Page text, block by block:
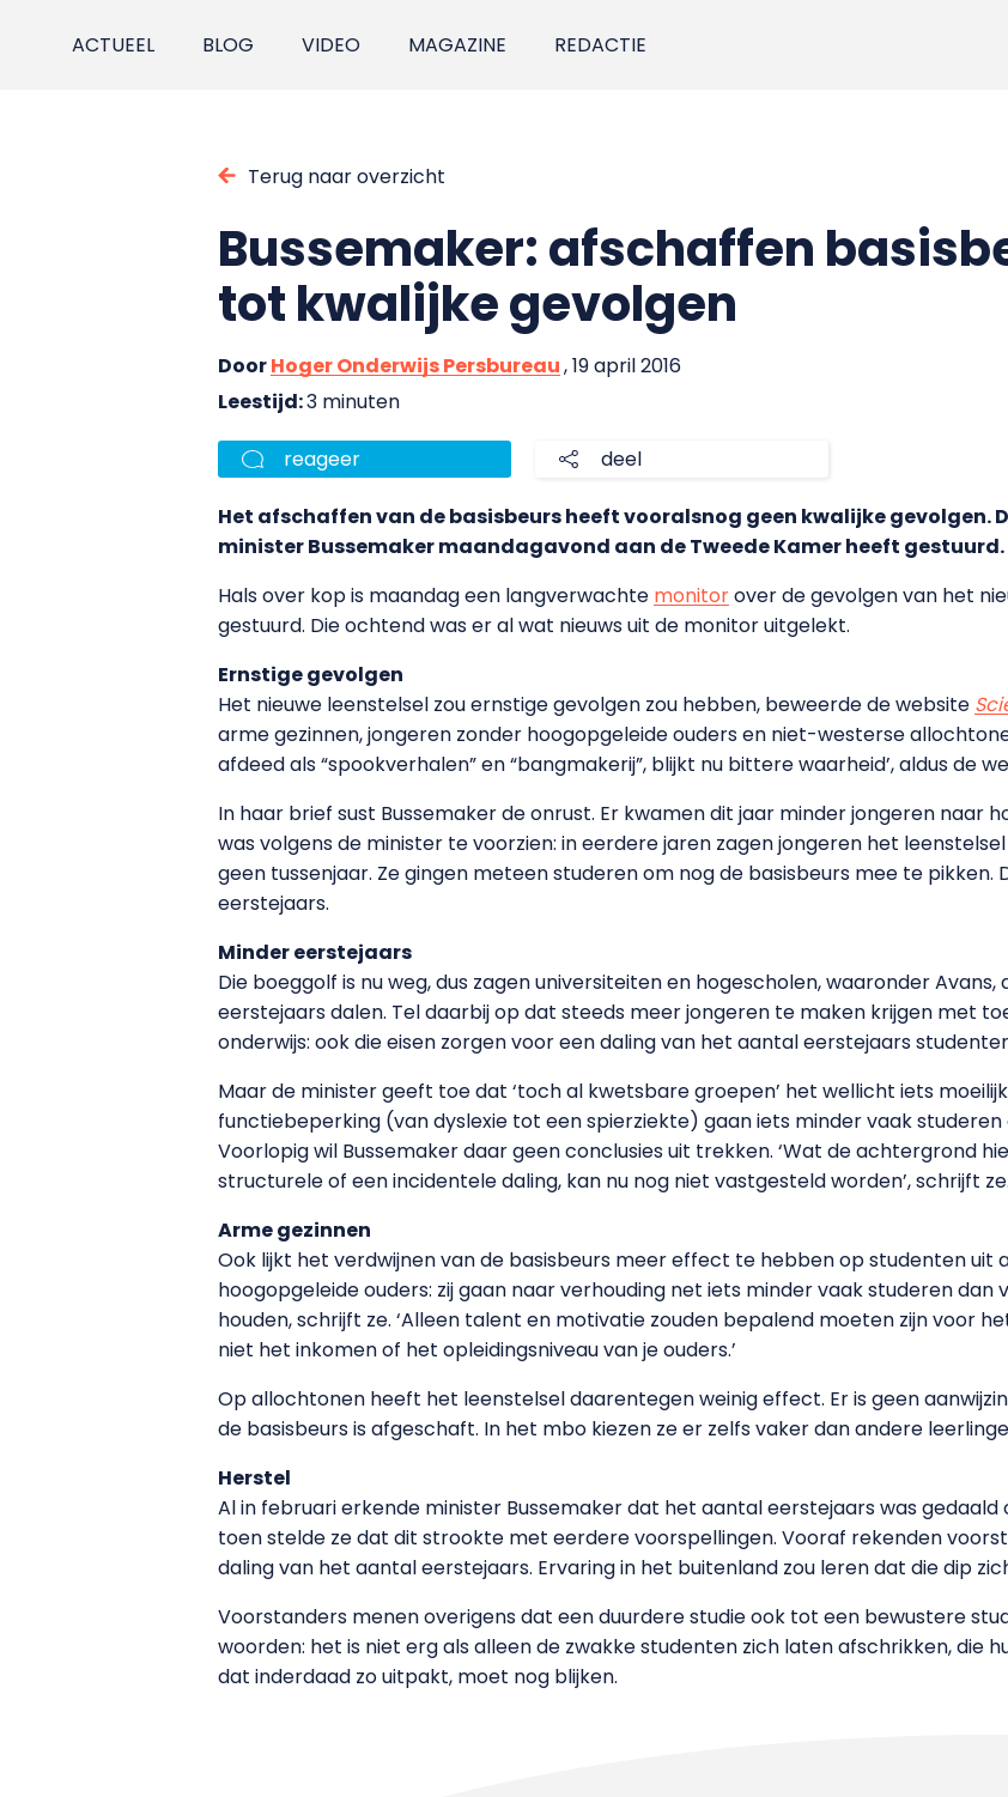
ACTUEEL BLOG VIDEO MAGAZINE REDACTIE
Terug naar overzicht
Bussemaker: afschaffen
tot kwalijke gevolgen
DoorHoger Onderwijs Persbureau, 19 april 2016
Leestijd:3 minuten
reageer deel
Het afschaffen van de basisbeurs heeft vooralsnog geen kwalijke gevolgen.
minister Bussemaker maandagavond aan de Tweede Kamer heeft gestuurd.
Hals over kop is maandag een langverwachte monitorover de gevolgen van het
gestuurd. Die ochtend was er al wat nieuws uit de monitor uitgelekt.
Ernstige gevolgen
Het nieuwe leenstelsel zou ernstige gevolgen zou hebben, beweerde de website
arme gezinnen, jongeren zonder hoogopgeleide ouders en niet-westerse
afdeed als “spookverhalen” en “bangmakerij”, blijkt nu bittere waarheid’, aldus de
In haar brief sust Bussemaker de onrust. Er kwamen dit jaar minder jongeren naar
was volgens de minister te voorzien: in eerdere jaren zagen jongeren het
geen tussenjaar. Ze gingen meteen studeren om nog de basisbeurs mee te pikken.
eerstejaars.
Minder eerstejaars
Die boeggolf is nu weg, dus zagen universiteiten en hogescholen, waaronder
eerstejaars dalen. Tel daarbij op dat steeds meer jongeren te maken krijgen met
onderwijs: ook die eisen zorgen voor een daling van het aantal eerstejaars
Maar de minister geeft toe dat ‘toch al kwetsbare groepen’ het wellicht iets
functiebeperking (van dyslexie tot een spierziekte) gaan iets minder vaak
Voorlopig wil Bussemaker daar geen conclusies uit trekken. ‘Wat de achtergrond
structurele of een incidentele daling, kan nu nog niet vastgesteld worden’, schrijft ze.
Arme gezinnen
Ook lijkt het verdwijnen van de basisbeurs meer effect te hebben op studenten uit
hoogopgeleide ouders: zij gaan naar verhouding net iets minder vaak studeren dan
houden, schrijft ze. ‘Alleen talent en motivatie zouden bepalend moeten zijn voor
niet het inkomen of het opleidingsniveau van je ouders.’
Op allochtonen heeft het leenstelsel daarentegen weinig effect. Er is geen
de basisbeurs is afgeschaft. In het mbo kiezen ze er zelfs vaker dan andere
Herstel
Al in februari erkende minister Bussemaker dat het aantal eerstejaars was
toen stelde ze dat dit strookte met eerdere voorspellingen. Vooraf rekenden
daling van het aantal eerstejaars. Ervaring in het buitenland zou leren dat die dip
Voorstanders menen overigens dat een duurdere studie ook tot een bewustere
woorden: het is niet erg als alleen de zwakke studenten zich laten afschrikken, die
dat inderdaad zo uitpakt, moet nog blijken.